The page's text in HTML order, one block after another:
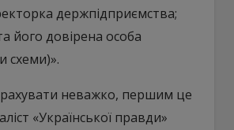
держпідприємства;
його довірена особа
схеми)».
неважко, першим це
«Української правди»